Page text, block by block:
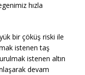
hızla
bir çöküş riski ile
istenen taş
istenen altın
devam